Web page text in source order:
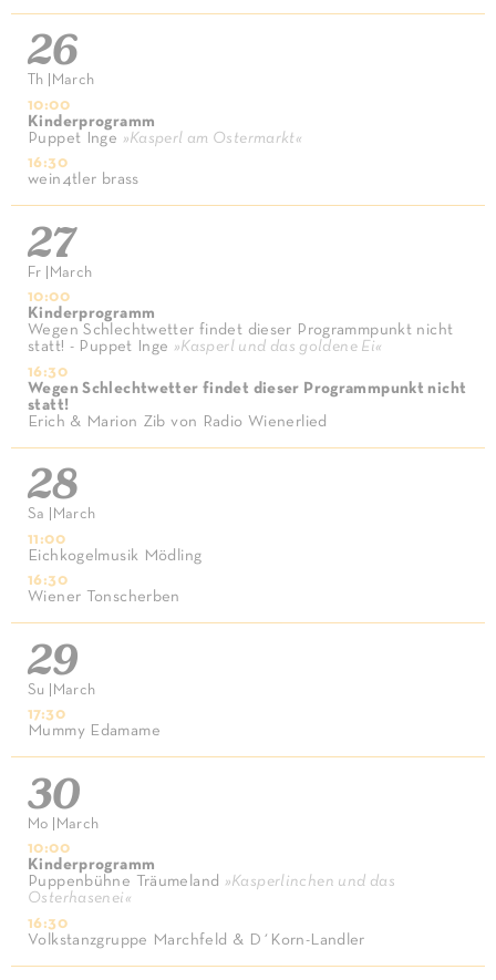
26
Th March
10:00
Kinderprogramm
Puppet Inge »Kasperl am Ostermarkt «
16:30
wein4tler brass
27
Fr March
10:00
Kinderprogramm
Wegen Schlechtwetter findet dieser Programmpunkt nicht
statt! - Puppet Inge »Kasperl und das goldene Ei«
16:30
Wegen Schlechtwetter findet dieser Programmpunkt nicht
statt!
Erich & Marion Zib von Radio Wienerlied
28
Sa March
11:00
Eichkogelmusik Mödling
16:30
Wiener Tonscherben
29
Su March
17:30
Mummy Edamame
30
Mo March
10:00
Kinderprogramm
Puppenbühne Träumeland »Kasperlinchen und das
Osterhasenei «
16:30
Volkstanzgruppe Marchfeld & D´Korn-Landler